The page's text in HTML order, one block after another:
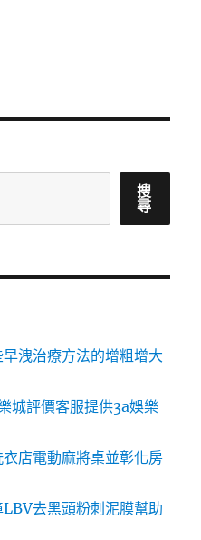
搜
尋
洩治療方法的增粗增大
城評價客服提供3a娛樂
店電動麻將桌並彰化房
去黑頭粉刺泥膜幫助